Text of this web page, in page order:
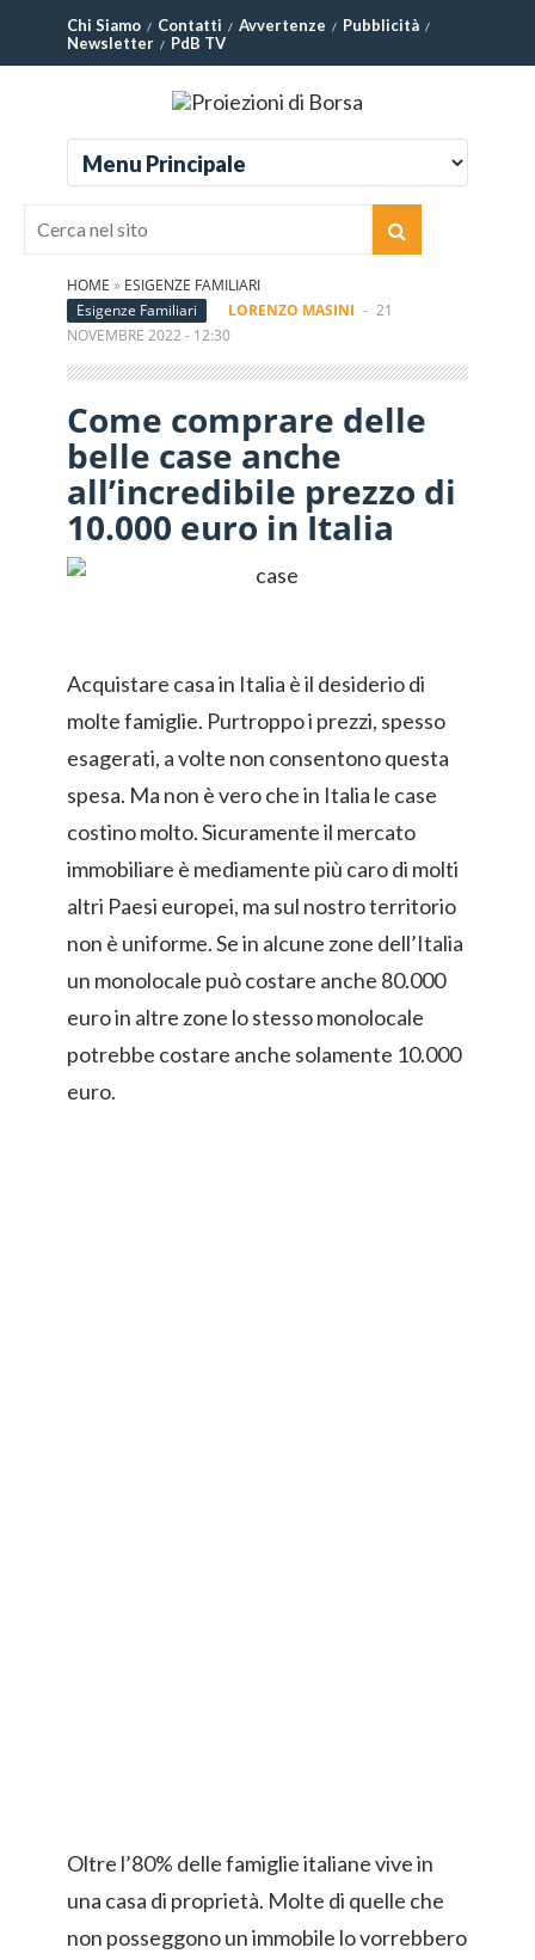
Chi Siamo Contatti Avvertenze
Pubblicità
Newsletter
PdB TV
HOME » ESIGENZE FAMILIARI
Esigenze Familiari
LORENZO MASINI - 21
NOVEMBRE 2022 - 12:30
Come comprare delle
belle case anche
all’incredibile prezzo di
10.000 euro in Italia
Acquistare casa in Italia è il desiderio di
molte famiglie. Purtroppo i prezzi, spesso
esagerati, a volte non consentono questa
spesa. Ma non è vero che in Italia le case
costino molto. Sicuramente il mercato
immobiliare è mediamente più caro di molti
altri Paesi europei, ma sul nostro territorio
non è uniforme. Se in alcune zone dell’Italia
un monolocale può costare anche 80.000
euro in altre zone lo stesso monolocale
potrebbe costare anche solamente 10.000
euro.
Oltre l’80% delle famiglie italiane vive in
una casa di proprietà. Molte di quelle che
non posseggono un immobile lo vorrebbero